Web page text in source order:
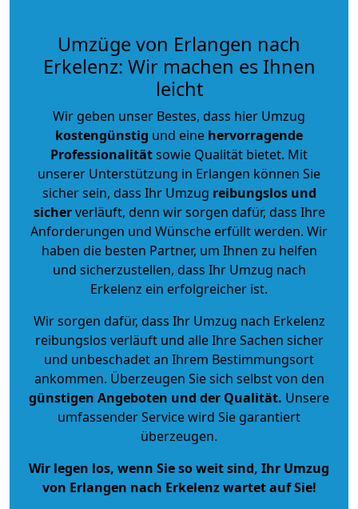
Umzüge von Erlangen nach
Erkelenz: Wir machen es Ihnen
leicht
Wir geben unser Bestes, dass hier Umzug
kostengünstig und eine hervorragende
Professionalitätsowie Qualität bietet. Mit
unserer Unterstützung in Erlangen können Sie
sicher sein, dass Ihr Umzug reibungslos und
sicherverläuft, denn wir sorgen dafür, dass Ihre
Anforderungen und Wünsche erfüllt werden. Wir
haben die besten Partner, um Ihnen zu helfen
und sicherzustellen, dass Ihr Umzug nach
Erkelenz ein erfolgreicher ist.
Wir sorgen dafür, dass Ihr Umzug nach Erkelenz
reibungslos verläuft und alle Ihre Sachen sicher
und unbeschadet an Ihrem Bestimmungsort
ankommen. Überzeugen Sie sich selbst von den
günstigen Angeboten und der Qualität. Unsere
umfassender Service wird Sie garantiert
überzeugen.
Wir legen los, wenn Sie so weit sind, Ihr Umzug
von Erlangen nach Erkelenz wartet auf Sie!